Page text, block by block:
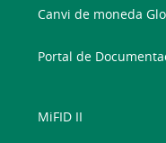
Canvi de moneda
Portal de
MiFID II